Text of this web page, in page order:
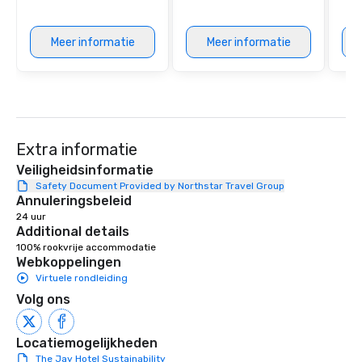
at various stops. Build Your Network
Our exclusive
right of you. Because
with different people
Meer informatie Meer informatie
Extra informatie
Veiligheidsinformatie
Safety Document Provided by Northstar Travel Group
Annuleringsbeleid
24 uur
Additional details
100% rookvrije accommodatie
Webkoppelingen
Virtuele rondleiding
Volg ons
Locatiemogelijkheden
The Jay Hotel Sustainability